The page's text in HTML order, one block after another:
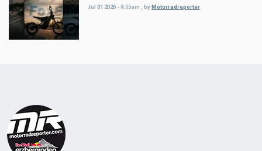
Jul 01 2026 - 9:55am byMotorradreporter